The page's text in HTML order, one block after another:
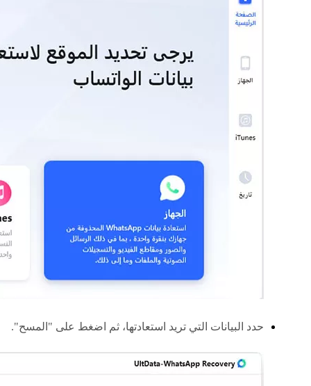
حدد البيانات التي تريد استعادتها، ثم اضغط على "المسح".